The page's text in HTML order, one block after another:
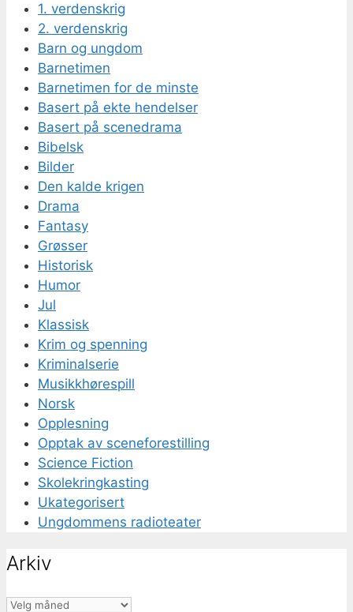
1. verdenskrig
2. verdenskrig
Barn og ungdom
Barnetimen
Barnetimen for de minste
Basert på ekte hendelser
Basert på scenedrama
Bibelsk
Bilder
Den kalde krigen
Drama
Fantasy
Grøsser
Historisk
Humor
Jul
Klassisk
Krim og spenning
Kriminalserie
Musikkhørespill
Norsk
Opplesning
Opptak av sceneforestilling
Science Fiction
Skolekringkasting
Ukategorisert
Ungdommens radioteater
Arkiv
Arkiv